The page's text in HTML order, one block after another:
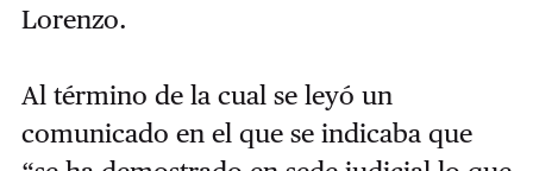
Lorenzo.
Al término de la cual se leyó un
comunicado en el que se indicaba que